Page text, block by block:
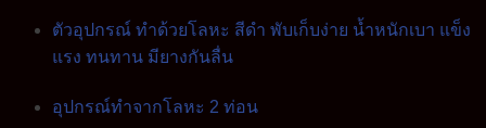
ตัวอุปกรณ์ ทำด้วยโลหะ สีดำ พับเก็บง่าย น้ำหนักเบา แข็ง
แรง ทนทาน มียางกันลื่น
อุปกรณ์ทำจากโลหะ 2 ท่อน